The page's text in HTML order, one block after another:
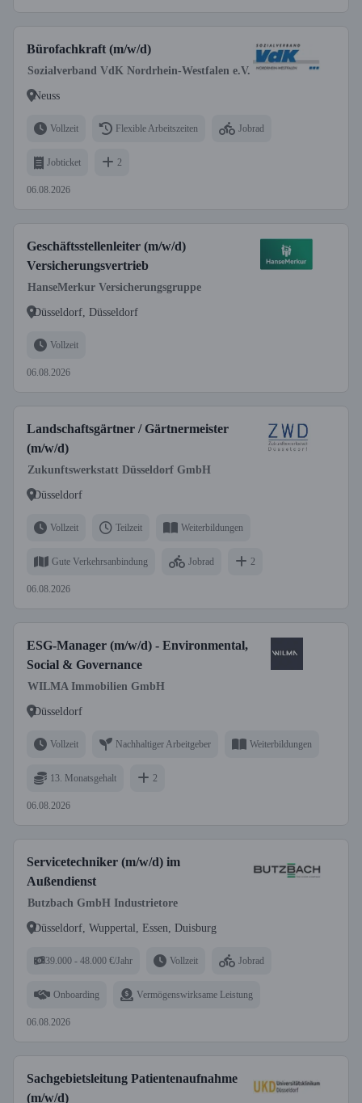
Bürofachkraft (m/w/d)
Sozialverband VdK Nordrhein-Westfalen e.V.
Neuss
Vollzeit Flexible Arbeitszeiten Jobrad
Jobticket 2
06.08.2026
Geschäftsstellenleiter (m/w/d)
Versicherungsvertrieb
HanseMerkur Versicherungsgruppe
Düsseldorf, Düsseldorf
Vollzeit
06.08.2026
Landschaftsgärtner / Gärtnermeister
(m/w/d)
Zukunftswerkstatt Düsseldorf GmbH
Düsseldorf
Vollzeit Teilzeit Weiterbildungen
Gute Verkehrsanbindung Jobrad 2
06.08.2026
ESG-Manager (m/w/d) - Environmental,
Social & Governance
WILMA Immobilien GmbH
Düsseldorf
Vollzeit Nachhaltiger Arbeitgeber Weiterbildungen
13. Monatsgehalt 2
06.08.2026
Servicetechniker (m/w/d) im
Außendienst
Butzbach GmbH Industrietore
Düsseldorf, Wuppertal, Essen, Duisburg
39.000 - 48.000 €/Jahr Vollzeit Jobrad
Onboarding Vermögenswirksame Leistung
06.08.2026
Sachgebietsleitung Patientenaufnahme
(m/w/d)